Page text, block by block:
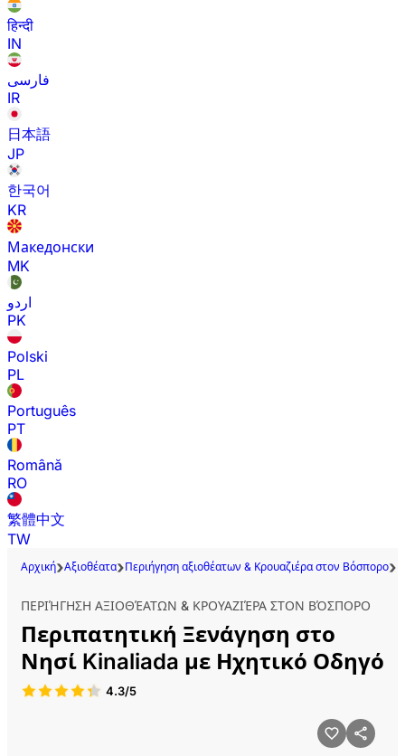
हिन्दी
IN
فارسی
IR
日本語
JP
한국어
KR
Македонски
MK
اردو
PK
Polski
PL
Português
PT
Română
RO
繁體中文
TW
Αρχική Αξιοθέατα Περιήγηση αξιοθέατων & Κρουαζιέρα στον Βόσπορο
ΠΕΡΙΉΓΗΣΗ ΑΞΙΟΘΈΑΤΩΝ & ΚΡΟΥΑΖΙΈΡΑ ΣΤΟΝ ΒΌΣΠΟΡΟ
Περιπατητική Ξενάγηση στο
Νησί Kinaliada με Ηχητικό Οδηγό
4.3/5